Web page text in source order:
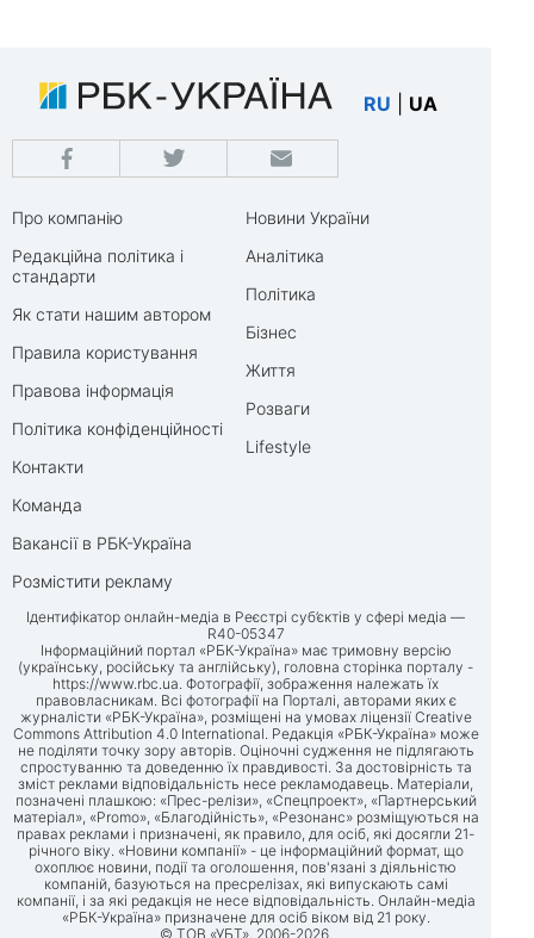
RU UA
Про компанію
Редакційна політика і
стандарти
Як стати нашим автором
Правила користування
Правова інформація
Політика конфіденційності
Контакти
Команда
Вакансії в РБК-Україна
Розмістити рекламу
Новини України
Аналітика
Політика
Бізнес
Життя
Розваги
Lifestyle
Ідентифікатор онлайн-медіа в Реєстрі суб’єктів у сфері медіа —
R40-05347
Інформаційний портал «РБК-Україна» має тримовну версію
(українську, російську та англійську), головна сторінка порталу -
https://www.rbc.ua. Фотографії, зображення належать їх
правовласникам. Всі фотографії на Порталі, авторами яких є
журналісти «РБК-Україна», розміщені на умовах ліцензії Creative
Commons Attribution 4.0 International. Редакція «РБК-Україна» може
не поділяти точку зору авторів. Оціночні судження не підлягають
спростуванню та доведенню їх правдивості. За достовірність та
зміст реклами відповідальність несе рекламодавець. Матеріали,
позначені плашкою: «Прес-релізи», «Спецпроект», «Партнерський
матеріал», «Promo», «Благодійність», «Резонанс» розміщуються на
правах реклами і призначені, як правило, для осіб, які досягли 21-
річного віку. «Новини компанії» - це інформаційний формат, що
охоплює новини, події та оголошення, пов'язані з діяльністю
компаній, базуються на пресрелізах, які випускають самі
компанії, і за які редакція не несе відповідальність. Онлайн-медіа
«РБК-Україна» призначене для осіб віком від 21 року.
© ТОВ «УБТ», 2006-2026.